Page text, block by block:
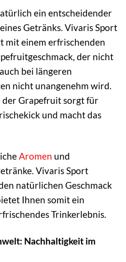
ein entscheidender
Getränks. Vivaris Sport
mit einem erfrischenden
der nicht
bei längeren
nicht unangenehm wird.
der Grapefruit sorgt für
und macht das
Aromen und
Vivaris Sport
natürlichen Geschmack
Ihnen somit ein
Trinkerlebnis.
Nachhaltigkeit im